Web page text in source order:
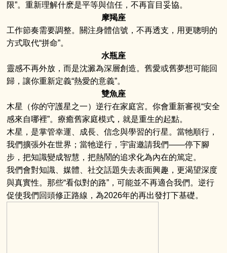
限”。重新理解什麽是平等與信任，不再盲目妥協。
摩羯座
工作節奏需要調整。關注身體信號，不再透支，用更聰明的
方式取代“拼命”。
水瓶座
靈感不再外放，而是沈澱為深層創造。舊愛或舊夢想可能回
歸，讓你重新定義“熱愛的意義”。
雙魚座
木星（你的守護星之一）逆行在家庭宮。你會重新審視“安全
感來自哪裡”。療癒舊家庭模式，就是重生的起點。
木星，是掌管幸運、成長、信念與學習的行星。當牠順行，
我們擴張外在世界；當牠逆行，宇宙邀請我們——停下腳
步，把知識變成智慧，把熱鬧的追求化為內在的篤定。
我們會對知識、媒體、社交話題失去表面興趣，更渴望深度
與真實性。那些“看似對的路”，可能並不再適合我們。逆行
促使我們回頭修正路線，為2026年的再出發打下基礎。